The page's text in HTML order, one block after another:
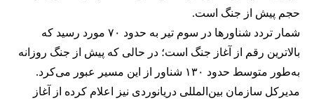
حجم پیش از جنگ است.
شمار تردد شناورها در سوم تیر به حدود ۷۰ مورد رسید که
بالاترین رقم از آغاز جنگ است؛ در حالی که پیش از جنگ روزانه
به‌طور متوسط حدود ۱۳۰ شناور از این مسیر عبور می‌کرد.
مدیرکل سازمان بین‌المللی دریانوردی نیز اعلام کرده از آغاز